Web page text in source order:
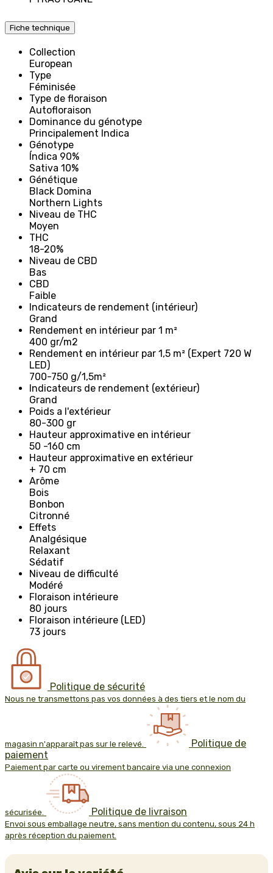
Fiche technique
Collection
European
Type
Féminisée
Type de floraison
Autofloraison
Dominance du génotype
Principalement Indica
Génotype
Índica 90%
Sativa 10%
Génétique
Black Domina
Northern Lights
Niveau de THC
Moyen
THC
18-20%
Niveau de CBD
Bas
CBD
Faible
Indicateurs de rendement (intérieur)
Grand
Rendement en intérieur par 1 m²
400 gr/m2
Rendement en intérieur par 1,5 m² (Expert 720 W
LED)
700-750 g/1,5m²
Indicateurs de rendement (extérieur)
Grand
Poids a l'extérieur
80-300 gr
Hauteur approximative en intérieur
50 -160 cm
Hauteur approximative en extérieur
+ 70 cm
Arôme
Bois
Bonbon
Citronné
Effets
Analgésique
Relaxant
Sédatif
Niveau de difficulté
Modéré
Floraison intérieure
80 jours
Floraison intérieure (LED)
73 jours
Politique de sécurité
Nous ne transmettons pas vos données à des tiers et le nom du
magasin n'apparaît pas sur le relevé.
Politique de
paiement
Paiement par carte ou virement bancaire via une connexion
sécurisée. Politique de livraison
Envoi sous emballage neutre, sans mention du contenu, sous 24 h
après réception du paiement.